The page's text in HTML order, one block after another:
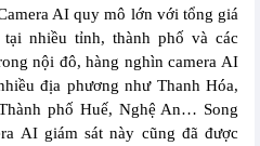
AI quy mô lớn với tổng giá
nhiều tỉnh, thành phố và các
nội đô, hàng nghìn camera AI
địa phương như Thanh Hóa,
phố Huế, Nghệ An… Song
AI giám sát này cũng đã được